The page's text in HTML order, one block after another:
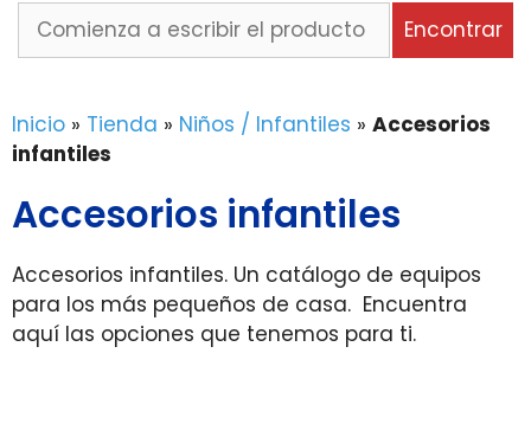
Comienza
producto
o
marca
buscas...
Encontrar
Inicio » Tienda » Niños / Infantiles » Accesorios
infantiles
Accesorios infantiles
Accesorios infantiles. Un catálogo de equipos
para los más pequeños de casa. Encuentra
aquí las opciones que tenemos para ti.